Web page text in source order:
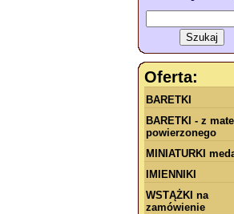
Oferta:
BARETKI
BARETKI - z
powierzonego
MINIATURKI
IMIENNIKI
WSTĄŻKI na
zamówienie